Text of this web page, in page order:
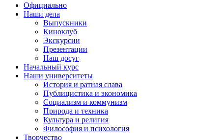
Официально
Наши дела
Выпускники
Киноклуб
Экскурсии
Презентации
Наш досуг
Начальный курс
Наши университеты
История и ратная слава
Публицистика и экономика
Социализм и коммунизм
Природа и техника
Культура и религия
Философия и психология
Творчество